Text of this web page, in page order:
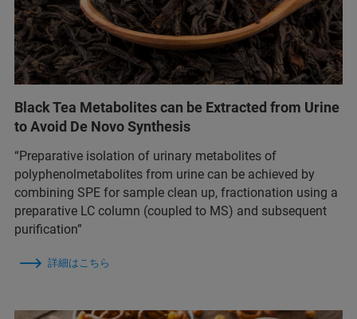
Black Tea Metabolites can be Extracted from Urine
to Avoid De Novo Synthesis
“Preparative isolation of urinary metabolites of
polyphenolmetabolites from urine can be achieved by
combining SPE for sample clean up, fractionation using a
preparative LC column (coupled to MS) and subsequent
purification”
詳細はこちら